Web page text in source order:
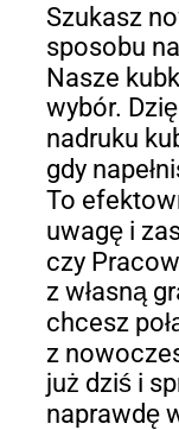
Szukasz
sposobu
Nasze
wybór.
nadruku
gdy
To
uwagę i
czy
z własną
chcesz
z
już dziś i
naprawdę